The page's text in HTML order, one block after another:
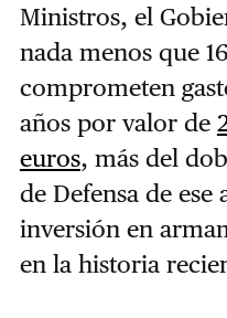
Ministros, el
nada menos que
comprometen
años por valor de
euros, más del
de Defensa de
inversión en
en la historia